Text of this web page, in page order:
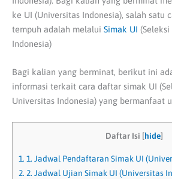
ke UI (Universitas Indonesia), salah satu
tempuh adalah melalui Simak UI
Indonesia)
Bagi kalian yang berminat, berikut ini
informasi terkait cara daftar simak UI
Universitas Indonesia) yang bermanfaat
Daftar Isi [hide]
1. 1. Jadwal Pendaftaran Simak UI
2. 2. Jadwal Ujian Simak UI (Universitas